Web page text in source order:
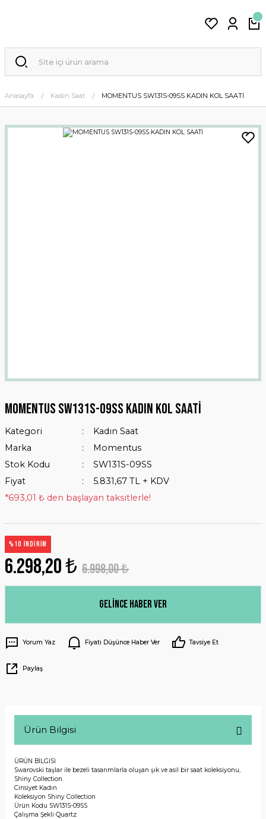
Anasayfa Kadın Saat MOMENTUS SW131S-09SS KADIN KOL SAATİ
MOMENTUS SW131S-09SS KADIN KOL SAATİ
Kategori
Kadın Saat
Marka
Momentus
Stok Kodu
SW131S-09SS
Fiyat
5.831,67 TL + KDV
*693,01 ₺ den başlayan taksitlerle!
%10 İNDİRİM
6.298,20 ₺ 6.998,00 ₺
Gelince Haber Ver
Yorum Yaz Fiyatı Düşünce Haber Ver Tavsiye Et
Paylaş
Ürün Bilgisi
ÜRÜN BİLGİSİ
Swarovski taşlar ile bezeli tasarımlarla oluşan şık ve asil bir saat koleksiyonu,
Shiny Collection.
Cinsiyet Kadın
Koleksiyon Shiny Collection
Ürün Kodu SW131S-09SS
Çalışma Şekli Quartz